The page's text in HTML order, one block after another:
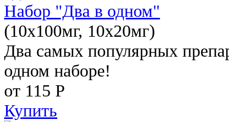
Набор "Два в одном"
(10x100мг, 10x20мг)
Два самых популярных
одном наборе!
от 115 Р
Купить